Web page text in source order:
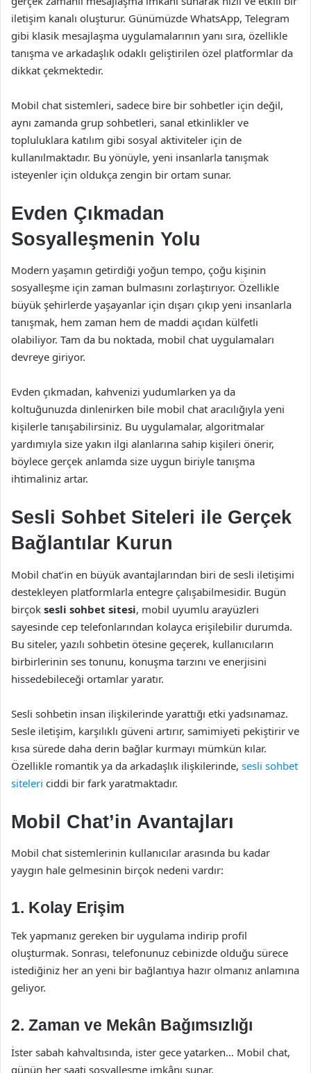
iletişim kanalı oluşturur. Günümüzde WhatsApp, Telegram
gibi klasik mesajlaşma uygulamalarının yanı sıra, özellikle
tanışma ve arkadaşlık odaklı geliştirilen özel platformlar da
dikkat çekmektedir.
Mobil chat sistemleri, sadece bire bir sohbetler için değil,
aynı zamanda grup sohbetleri, sanal etkinlikler ve
topluluklara katılım gibi sosyal aktiviteler için de
kullanılmaktadır. Bu yönüyle, yeni insanlarla tanışmak
isteyenler için oldukça zengin bir ortam sunar.
Evden Çıkmadan
Sosyalleşmenin Yolu
Modern yaşamın getirdiği yoğun tempo, çoğu kişinin
sosyalleşme için zaman bulmasını zorlaştırıyor. Özellikle
büyük şehirlerde yaşayanlar için dışarı çıkıp yeni insanlarla
tanışmak, hem zaman hem de maddi açıdan külfetli
olabiliyor. Tam da bu noktada, mobil chat uygulamaları
devreye giriyor.
Evden çıkmadan, kahvenizi yudumlarken ya da
koltuğunuzda dinlenirken bile mobil chat aracılığıyla yeni
kişilerle tanışabilirsiniz. Bu uygulamalar, algoritmalar
yardımıyla size yakın ilgi alanlarına sahip kişileri önerir,
böylece gerçek anlamda size uygun biriyle tanışma
ihtimaliniz artar.
Sesli Sohbet Siteleri ile Gerçek
Bağlantılar Kurun
Mobil chat’in en büyük avantajlarından biri de sesli iletişimi
destekleyen platformlarla entegre çalışabilmesidir. Bugün
birçok sesli sohbet sitesi, mobil uyumlu arayüzleri
sayesinde cep telefonlarından kolayca erişilebilir durumda.
Bu siteler, yazılı sohbetin ötesine geçerek, kullanıcıların
birbirlerinin ses tonunu, konuşma tarzını ve enerjisini
hissedebileceği ortamlar yaratır.
Sesli sohbetin insan ilişkilerinde yarattığı etki yadsınamaz.
Sesle iletişim, karşılıklı güveni artırır, samimiyeti pekiştirir ve
kısa sürede daha derin bağlar kurmayı mümkün kılar.
Özellikle romantik ya da arkadaşlık ilişkilerinde, sesli sohbet
siteleri ciddi bir fark yaratmaktadır.
Mobil Chat’in Avantajları
Mobil chat sistemlerinin kullanıcılar arasında bu kadar
yaygın hale gelmesinin birçok nedeni vardır:
1. Kolay Erişim
Tek yapmanız gereken bir uygulama indirip profil
oluşturmak. Sonrası, telefonunuz cebinizde olduğu sürece
istediğiniz her an yeni bir bağlantıya hazır olmanız anlamına
geliyor.
2. Zaman ve Mekân Bağımsızlığı
İster sabah kahvaltısında, ister gece yatarken… Mobil chat,
günün her saati sosyalleşme imkânı sunar.